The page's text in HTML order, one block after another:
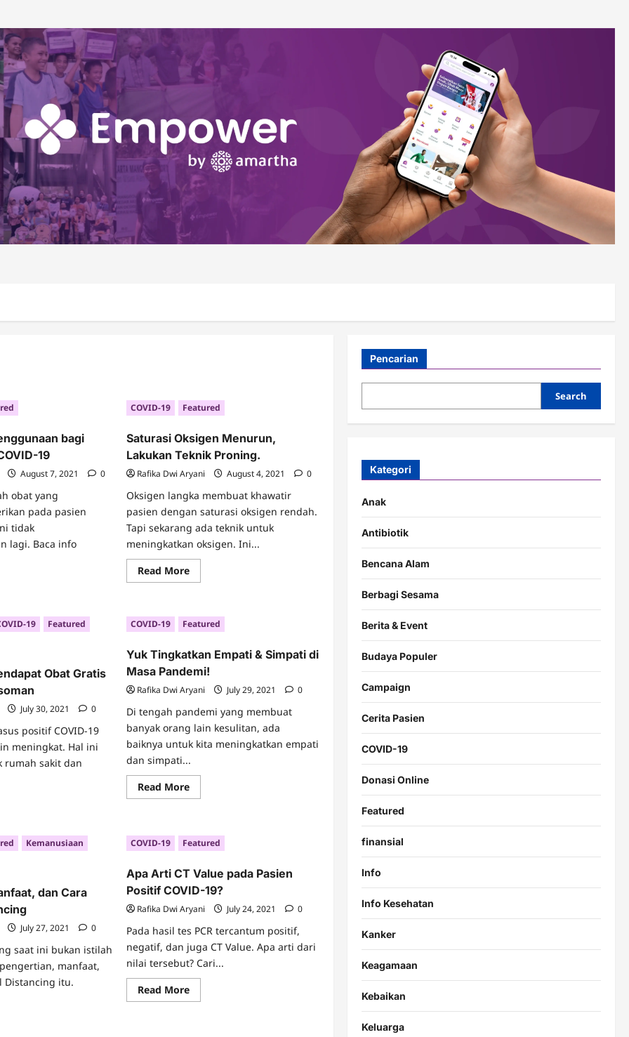
bagi
19
August 7, 2021 0
obat yang
pada pasien
tidak
lagi. Baca info
COVID-19 Featured
Saturasi Oksigen Menurun,
Lakukan Teknik Proning.
Rafika Dwi Aryani August 4, 2021 0
Oksigen langka membuat khawatir
pasien dengan saturasi oksigen rendah.
Tapi sekarang ada teknik untuk
meningkatkan oksigen. Ini...
Read MoreRead
more
Menurun,
Lakukan
Proning.
19
Featured
Obat Gratis
July 30, 2021 0
positif COVID-19
meningkat. Hal ini
rumah sakit dan
COVID-19 Featured
Yuk Tingkatkan Empati & Simpati di
Masa Pandemi!
Rafika Dwi Aryani July 29, 2021 0
Di tengah pandemi yang membuat
banyak orang lain kesulitan, ada
baiknya untuk kita meningkatkan empati
dan simpati...
Read MoreRead
more
Empati
&
Simpati
Masa
Pandemi!
Kemanusiaan
dan Cara
July 27, 2021 0
saat ini bukan istilah
manfaat,
Distancing itu.
COVID-19 Featured
Apa Arti CT Value pada Pasien
Positif COVID-19?
Rafika Dwi Aryani July 24, 2021 0
Pada hasil tes PCR tercantum positif,
negatif, dan juga CT Value. Apa arti dari
nilai tersebut? Cari...
Read MoreRead
more
Pencarian
Search
Kategori
Anak
Antibiotik
Bencana Alam
Berbagi Sesama
Berita & Event
Budaya Populer
Campaign
Cerita Pasien
COVID-19
Donasi Online
Featured
finansial
Info
Info Kesehatan
Kanker
Keagamaan
Kebaikan
Keluarga